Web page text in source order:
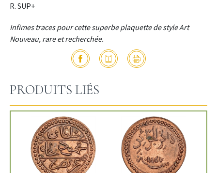
R. SUP+
Infimes traces pour cette superbe plaquette de style Art
Nouveau, rare et recherchée.
PRODUITS LIÉS